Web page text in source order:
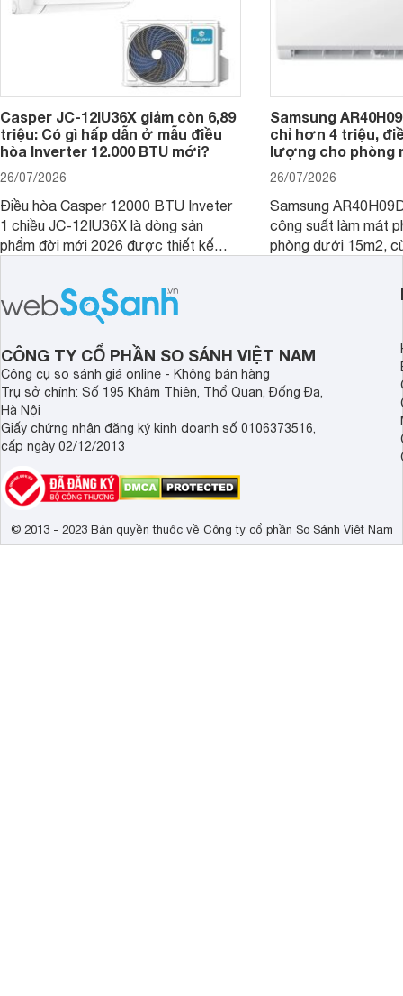
Casper JC-12IU36X giảm còn 6,89
triệu: Có gì hấp dẫn ở mẫu điều
hòa Inverter 12.000 BTU mới?
26/07/2026
Điều hòa Casper 12000 BTU Inveter
1 chiều JC-12IU36X là dòng sản
phẩm đời mới 2026 được thiết kế
sở hữu khả năng làm mát tốt mà còn
có giá bán rất hợp lý.
Samsung
chỉ hơn 4 triệu,
lượng cho phòng
26/07/2026
Samsung
công suất làm mát
phòng dưới 15m2,
phòng ngủ, phòng
CÔNG TY CỔ PHẦN SO SÁNH VIỆT NAM
Công cụ so sánh giá online - Không bán hàng
Trụ sở chính: Số 195 Khâm Thiên, Thổ Quan, Đống Đa,
Hà Nội
Giấy chứng nhận đăng ký kinh doanh số 0106373516,
cấp ngày 02/12/2013
© 2013 - 2023 Bản quyền thuộc về Công ty cổ phần So Sánh Việt Nam